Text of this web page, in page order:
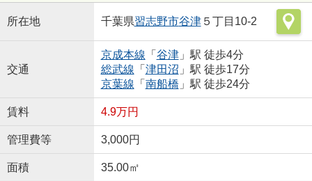
所在地 千葉県習志野市谷津５丁目10-2
交通
京成本線 「 谷津」駅 徒歩4分
総武線 「 津田沼 」駅 徒歩17分
京葉線 「 南船橋 」駅 徒歩24分
賃料 4.9万円
管理費等 3,000円
面積 35.00㎡